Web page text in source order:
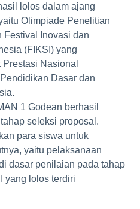
lolos dalam ajang
Olimpiade Penelitian
Festival Inovasi dan
(FIKSI) yang
Nasional
Dasar dan
1 Godean berhasil
seleksi proposal.
para siswa untuk
yaitu pelaksanaan
dasar penilaian pada tahap
yang lolos terdiri